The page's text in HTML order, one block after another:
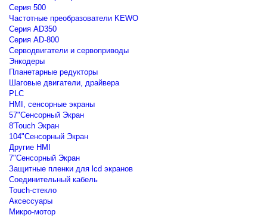
Серия 500
Частотные преобразователи KEWO
Серия AD350
Серия AD-800
Серводвигатели и сервоприводы
Энкодеры
Планетарные редукторы
Шаговые двигатели, драйвера
PLC
HMI, сенсорные экраны
57"Сенсорный Экран
8'Touch Экран
104"Сенсорный Экран
Другие HMI
7"Сенсорный Экран
Защитные пленки для lcd экранов
Соединительный кабель
Touch-стекло
Аксессуары
Микро-мотор